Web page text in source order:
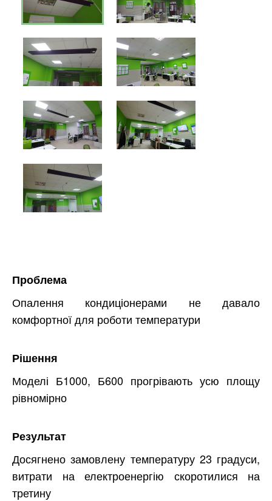
Проблема
Опалення кондиціонерами не давало
комфортної для роботи температури
Рішення
Моделі Б1000, Б600 прогрівають усю площу
рівномірно
Результат
Досягнено замовлену температуру 23 градуси,
витрати на електроенергію скоротилися на
третину